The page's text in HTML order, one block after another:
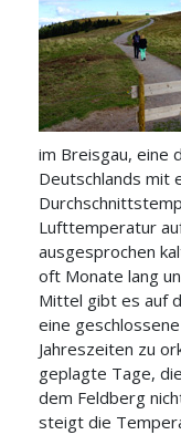
im Breisgau, eine
Deutschlands mit
Lufttemperatur
ausgesprochen
oft Monate lang
Mittel gibt es auf
eine
Jahreszeiten zu
geplagte Tage,
dem Feldberg
steigt die